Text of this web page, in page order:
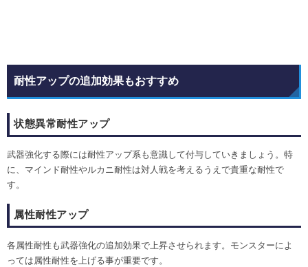
耐性アップの追加効果もおすすめ
状態異常耐性アップ
武器強化する際には耐性アップ系も意識して付与していきましょう。特
に、マインド耐性やルカニ耐性は対人戦を考えるうえで貴重な耐性で
す。
属性耐性アップ
各属性耐性も武器強化の追加効果で上昇させられます。モンスターによ
っては属性耐性を上げる事が重要です。